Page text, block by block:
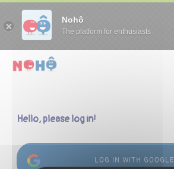
Nohô
The platform for enthusiasts
Hello, please log in!
LOG IN WITH GOOGLE
Panneau de gestion des cookies